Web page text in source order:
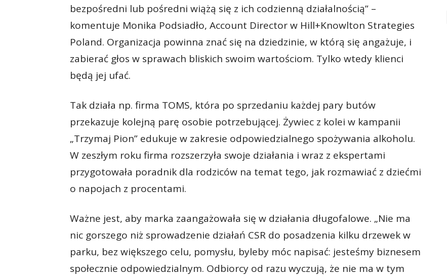
bezpośredni lub pośredni wiążą się z ich codzienną działalnością” –
komentuje Monika Podsiadło, Account Director w Hill+Knowlton Strategies
Poland. Organizacja powinna znać się na dziedzinie, w którą się angażuje, i
zabierać głos w sprawach bliskich swoim wartościom. Tylko wtedy klienci
będą jej ufać.
Tak działa np. firma TOMS, która po sprzedaniu każdej pary butów
przekazuje kolejną parę osobie potrzebującej. Żywiec z kolei w kampanii
„Trzymaj Pion” edukuje w zakresie odpowiedzialnego spożywania alkoholu.
W zeszłym roku firma rozszerzyła swoje działania i wraz z ekspertami
przygotowała poradnik dla rodziców na temat tego, jak rozmawiać z dziećmi
o napojach z procentami.
Ważne jest, aby marka zaangażowała się w działania długofalowe. „Nie ma
nic gorszego niż sprowadzenie działań CSR do posadzenia kilku drzewek w
parku, bez większego celu, pomysłu, byleby móc napisać: jesteśmy biznesem
społecznie odpowiedzialnym. Odbiorcy od razu wyczują, że nie ma w tym